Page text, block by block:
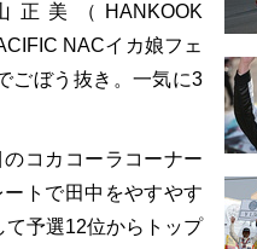
美（HANKOOK
NACイカ娘フェ
ごぼう抜き。一気に3
コカコーラコーナー
トで田中をやすやす
て予選12位からトップ